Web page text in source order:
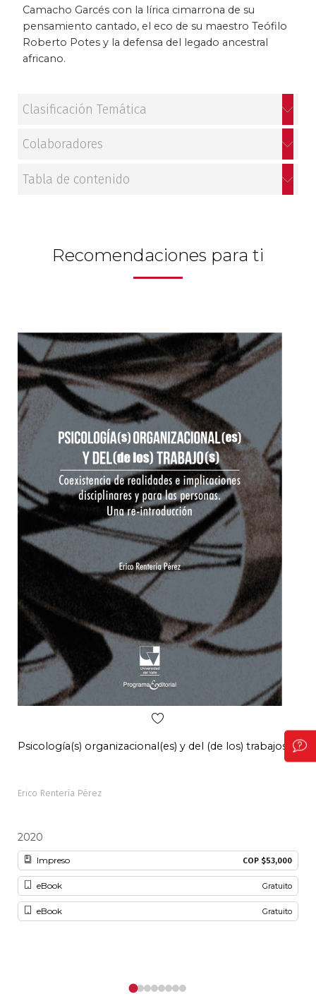
Patrimonio
Periodismo
Camacho Garcés con la lírica cimarrona de su
pensamiento cantado, el eco de su maestro Teófilo
Roberto Potes y la defensa del legado ancestral
africano.
Clasificación Temática
Colaboradores
Tabla de contenido
Recomendaciones para ti
Psicología(s) organizacional(es) y del (de los) trabajos(s)
Erico Rentería Pérez
2020
Impreso COP $53,000
eBook Gratuito
eBook Gratuito